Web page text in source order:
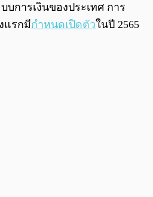
บการเงินของประเทศ การ
แรกมีกำหนดเปิดตัวในปี 2565